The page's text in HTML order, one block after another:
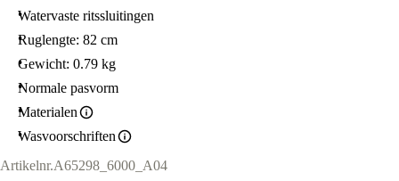
Watervaste ritssluitingen
Ruglengte: 82 cm
Gewicht: 0.79 kg
Normale pasvorm
Materialen
Wasvoorschriften
Artikelnr.A65298_6000_A04